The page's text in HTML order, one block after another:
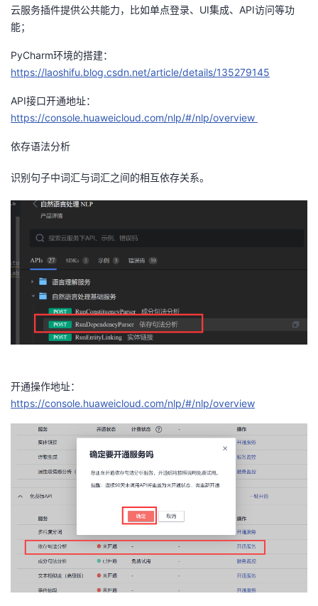
云服务插件提供公共能力，比如单点登录、UI集成、API访问等功
能；
PyCharm环境的搭建：
https://laoshifu.blog.csdn.net/article/details/135279145
API接口开通地址：
https://console.huaweicloud.com/nlp/#/nlp/overview
依存语法分析
识别句子中词汇与词汇之间的相互依存关系。
开通操作地址：
https://console.huaweicloud.com/nlp/#/nlp/overview